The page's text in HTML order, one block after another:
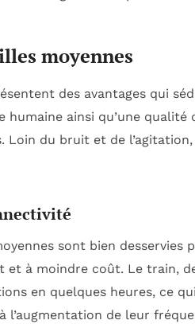
moyennes
des avantages qui
humaine ainsi qu’une
Loin du bruit et de
sont bien
et à moindre coût. Le train,
en quelques heures, ce
l’augmentation de leur